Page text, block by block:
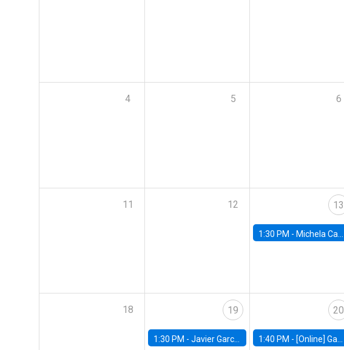
4 5 6
11 12 13
1:30 PM - Michela Carlana, Harvard Kennedy School
18 19
1:30 PM - Javier Garcia Cicco, Universidad de San Andres
20
1:40 PM - [Online] Gabriel Englander, World Bank